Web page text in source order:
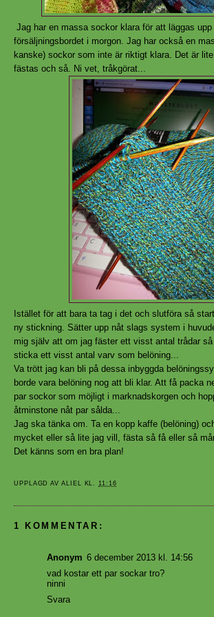
Jag har en massa sockor klara för att läggas upp
försäljningsbordet i morgon. Jag har också en
kanske) sockor som inte är riktigt klara. Det är
fästas och så. Ni vet, tråkgörat...
Istället för att bara ta tag i det och slutföra så
ny stickning. Sätter upp nåt slags system i
mig själv att om jag fäster ett visst antal trådar
sticka ett visst antal varv som belöning...
Va trött jag kan bli på dessa inbyggda
borde vara belöning nog att bli klar. Att få packa
par sockor som möjligt i marknadskorgen och
åtminstone nåt par sålda...
Jag ska tänka om. Ta en kopp kaffe (belöning)
mycket eller så lite jag vill, fästa så få eller så
Det känns som en bra plan!
UPPLAGD AVALIEL KL. 11:16
1 KOMMENTAR:
Anonym 6 december 2013 kl. 14:56
vad kostar ett par sockar tro?
ninni
Svara